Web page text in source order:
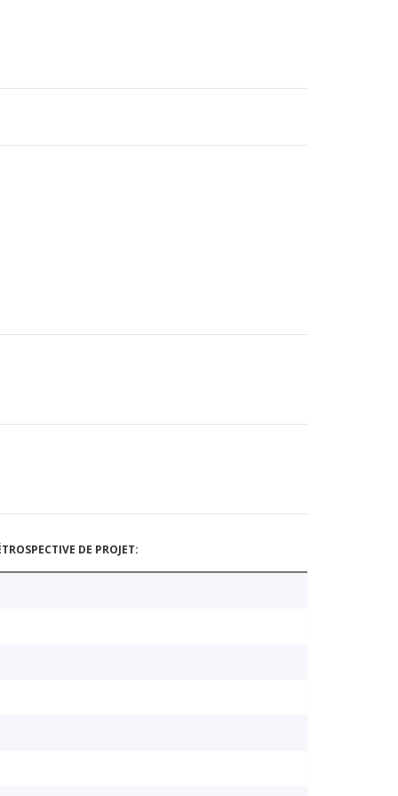
DE PROJET: